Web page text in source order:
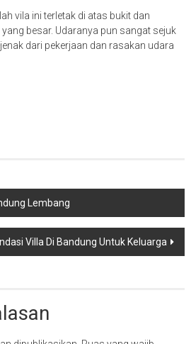
vila ini terletak di atas bukit dan
besar. Udaranya pun sangat sejuk
dari pekerjaan dan rasakan udara
Lembang
Villa Di Bandung Untuk Keluarga